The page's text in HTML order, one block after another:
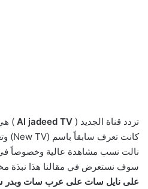
تردد قناة الجديد ( Al jadeed TV
)
كانت تعرف سابقاً باسم (New TV) وتعد القناة الأولى في
نالت نسب مشاهدة عالية وخصوصاً
سوف نستعرض في مقالنا هذا نبذة
على نايل سات على عرب سات وبدر